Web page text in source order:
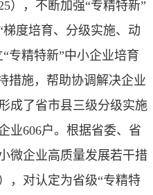
），不断加强“专精特新”
度培育、分级实施、动
专精特新”中小企业培育
措施，帮助协调解决企业
成了省市县三级分级实施
业606户。根据省委、省
微企业高质量发展若干措
，对认定为省级“专精特